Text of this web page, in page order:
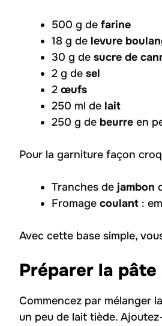
500 g de farine
18 g de levure
30 g de sucre de
2 g de sel
2 œufs
250 ml de lait
250 g de beurre en
Pour la garniture façon
Tranches de jambon
Fromage coulant :
Avec cette base simple,
Préparer la
Commencez par mélanger la
un peu de lait tiède.